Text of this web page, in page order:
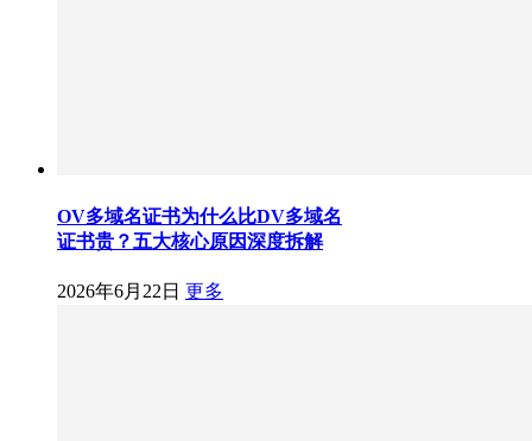
OV多域名证书为什么比DV多域名
证书贵？五大核心原因深度拆解
2026年6月22日 更多